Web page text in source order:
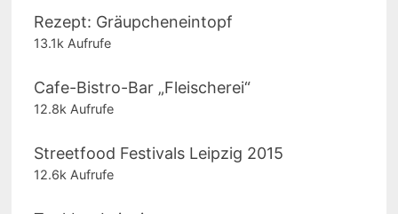
Rezept: Gräupcheneintopf
13.1k Aufrufe
Cafe-Bistro-Bar „Fleischerei“
12.8k Aufrufe
Streetfood Festivals Leipzig 2015
12.6k Aufrufe